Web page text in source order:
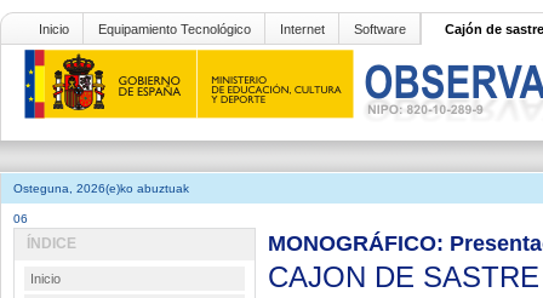
Inicio Equipamiento Tecnológico Internet Software Cajón de sastre
Osteguna, 2026(e)ko abuztuak
06
MONOGRÁFICO:
CAJON DE
ÍNDICE
Inicio